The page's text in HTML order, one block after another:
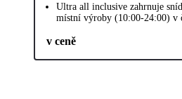
Ultra all inclusive zahrnuje
místní výroby (10:00-24:00) v
v ceně